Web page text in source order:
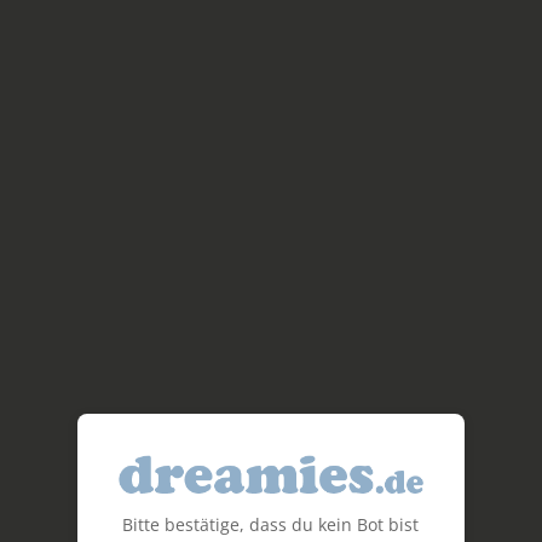
Bitte bestätige, dass du kein Bot bist